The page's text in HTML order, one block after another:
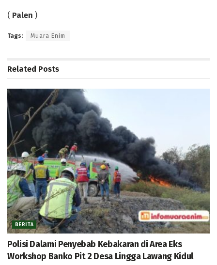
( Palen )
Tags: Muara Enim
Related Posts
BERITA
Polisi Dalami Penyebab Kebakaran di Area Eks
Workshop Banko Pit 2 Desa Lingga Lawang Kidul